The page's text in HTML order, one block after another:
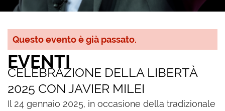
Questo evento è già passato.
EVENTI
CELEBRAZIONE DELLA LIBERTÀ
2025 CON JAVIER MILEI
Il 24 gennaio 2025, in occasione della tradizionale